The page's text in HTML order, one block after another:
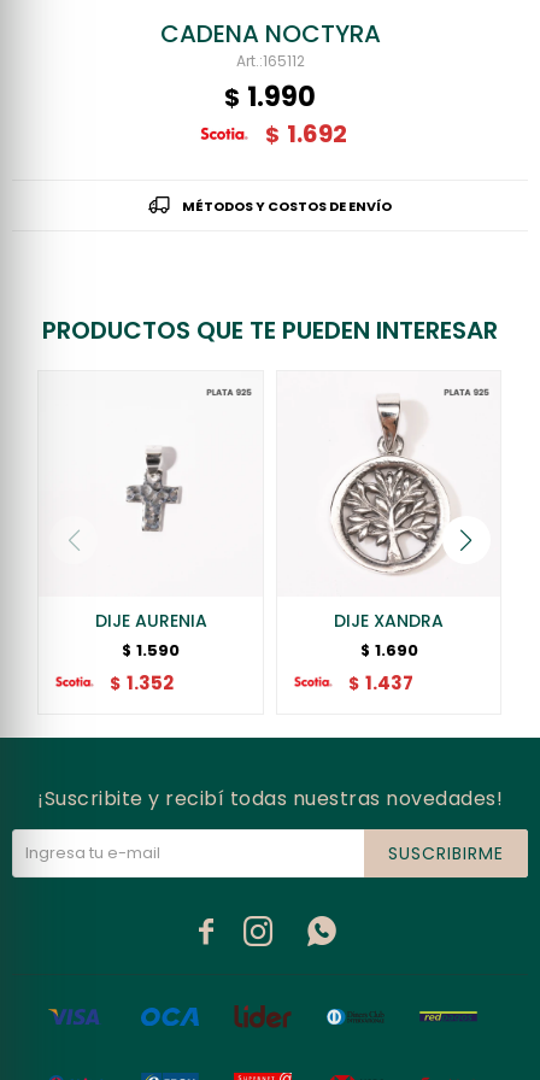
CADENA NOCTYRA
165112
$ 1.990
$ 1.692
MÉTODOS Y COSTOS DE ENVÍO
PRODUCTOS QUE TE PUEDEN INTERESAR
DIJE AURENIA
$ 1.590
$ 1.352
DIJE XANDRA
$ 1.690
$ 1.437
¡Suscribite y recibí todas nuestras novedades!
SUSCRIBIRME
  